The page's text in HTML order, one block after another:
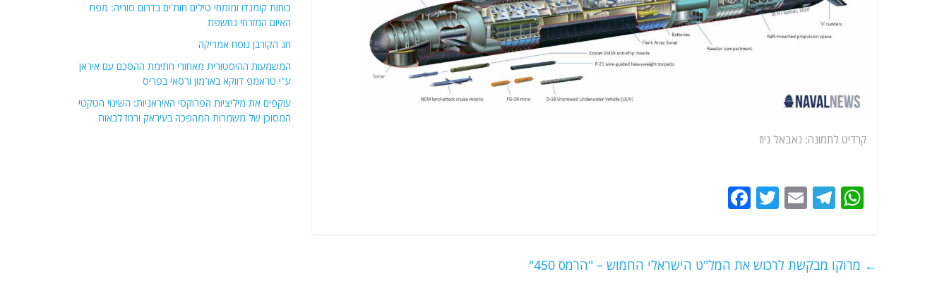
קרדיט לתמונה: נאבאל ניוז
W
s
T
g
E
l
T
er
e ← מרוקו מבקשת לרכוש את המל"ט הישראלי החמוש – "הרמס 450"
כוחות קומנדו ומומחי טילים חות'ים בדרום סוריה: מפת
האיום המזרחי נחשפת
חג הקורבן נוסח אמריקה
המשמעות ההיסטורית מאחורי חתימת ההסכם עם איראן
ע"י טראמפ דווקא בארמון ורסאי בפריס
עוקפים את מיליציות הפרוקסי האיראניות: השינוי הטקטי
המסוכן של משמרות המהפכה בעיראק ורמז לבאות